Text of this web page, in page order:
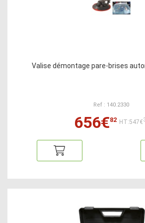
Valise démontage pare-brises
Ref : 140.2330
656€82 HT:547€